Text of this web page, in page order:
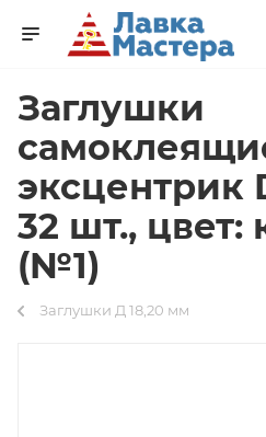
Заглушки
эксцентрик
32 шт., цвет:
(№1)
Заглушки Д 18,20 мм